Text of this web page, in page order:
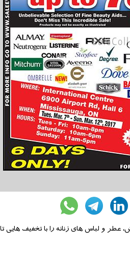
را با تخفیف هایی تا 75 درصد خریداری نمایید.